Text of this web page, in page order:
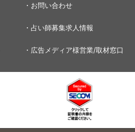
・お問い合わせ
・占い師募集求人情報
・広告メディア様営業/取材窓口